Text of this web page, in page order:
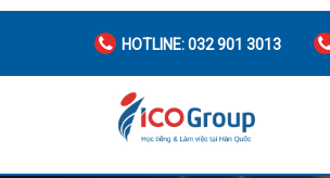
HOTLINE: 032 901 3013